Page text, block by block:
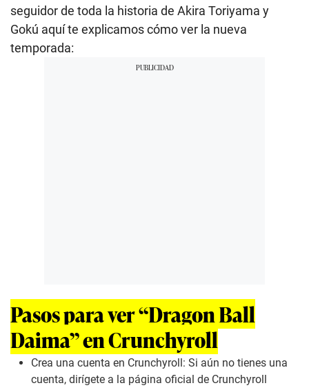
seguidor de toda la historia de Akira Toriyama y
Gokú aquí te explicamos cómo ver la nueva
temporada:
Pasos para ver “Dragon Ball
Daima” en Crunchyroll
Crea una cuenta en Crunchyroll: Si aún no tienes una
cuenta, dirígete a la página oficial de Crunchyroll